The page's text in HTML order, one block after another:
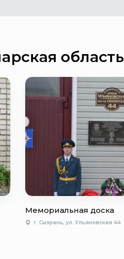
область
Мемориальная доска
г. Сызрань, ул. Ульяновская 44